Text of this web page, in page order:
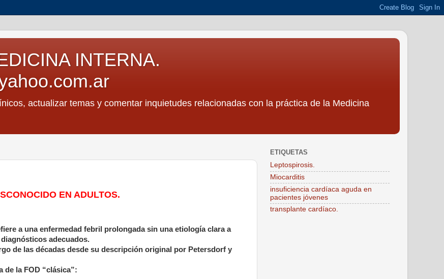
INTERNA.
actualizar temas y comentar inquietudes relacionadas con la práctica de la Medicina
EN ADULTOS.
a una enfermedad febril prolongada sin una etiología clara a
adecuados.
de las décadas desde su descripción original por Petersdorf y
de la FOD “clásica”:
ETIQUETAS
Leptospirosis.
Miocarditis
insuficiencia cardíaca aguda en
pacientes jóvenes
transplante cardíaco.